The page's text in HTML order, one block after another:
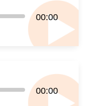
00:00
00:00